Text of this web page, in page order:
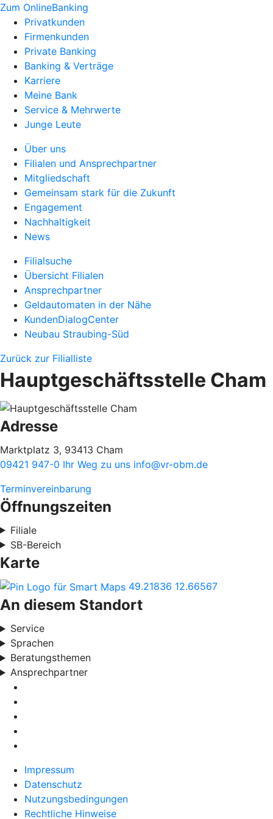
Zum OnlineBanking
Privatkunden
Firmenkunden
Private Banking
Banking & Verträge
Karriere
Meine Bank
Service & Mehrwerte
Junge Leute
Über uns
Filialen und Ansprechpartner
Mitgliedschaft
Gemeinsam stark für die Zukunft
Engagement
Nachhaltigkeit
News
Filialsuche
Übersicht Filialen
Ansprechpartner
Geldautomaten in der Nähe
KundenDialogCenter
Neubau Straubing-Süd
Zurück zur Filialliste
Hauptgeschäftsstelle Cham
Adresse
Marktplatz 3, 93413 Cham
09421 947-0 Ihr Weg zu uns info@vr-obm.de
Terminvereinbarung
Öffnungszeiten
Filiale
SB-Bereich
Karte
49.21836 12.66567
An diesem Standort
Service
Sprachen
Beratungsthemen
Ansprechpartner
Impressum
Datenschutz
Nutzungsbedingungen
Rechtliche Hinweise